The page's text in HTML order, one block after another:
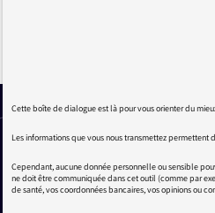
Cette boîte de dialogue est là pour vous orienter du
Les informations que vous nous transmettez permettent
Cependant, aucune donnée personnelle ou sensible
ne doit être communiquée dans cet outil (comme par
de santé, vos coordonnées bancaires, vos opinions ou